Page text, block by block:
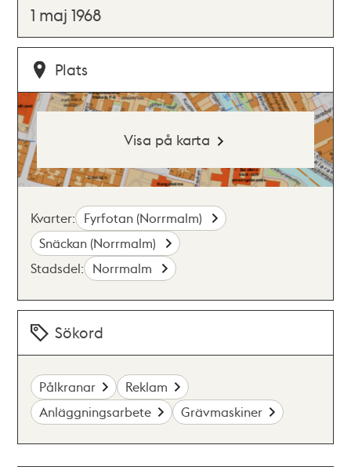
1 maj 1968
Plats
Visa på karta
Kvarter: Fyrfotan (Norrmalm)
Snäckan (Norrmalm)
Stadsdel: Norrmalm
Sökord
Pålkranar
Reklam
Anläggningsarbete
Grävmaskiner